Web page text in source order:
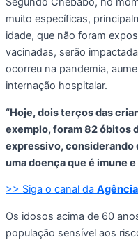
muito específicas,
idade, que não foram
vacinadas, serão
ocorreu na pandemia,
internação hospitalar.
“Hoje, dois terços das
exemplo, foram 82 óbitos
expressivo, considerando
uma doença que é imune
>> Siga o canal da
Os idosos acima de 60
população sensível aos